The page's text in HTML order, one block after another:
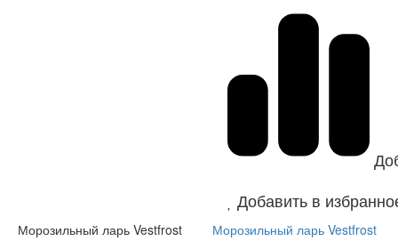
Добавить в
Морозильный ларь Vestfrost
Морозильный ларь Vestfrost